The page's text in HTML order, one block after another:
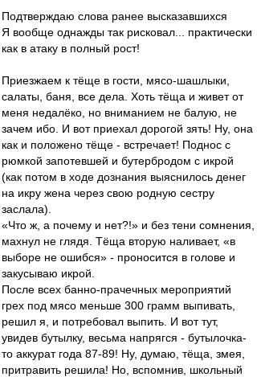
Подтверждаю слова ранее высказавшихся
Я вообще однажды так рисковал... практически
как в атаку в полный рост!
Приезжаем к тёще в гости, мясо-шашлыки,
салаты, баня, все дела. Хоть тёща и живет от
меня недалёко, но вниманием не балую, не
зачем ибо. И вот приехал дорогой зять! Ну, она
как и положено тёще - встречает! Поднос с
рюмкой запотевшей и бутербродом с икрой
(как потом в ходе дознания выяснилось денег
на икру жена через свою родную сестру
заслала).
«Что ж, а почему и нет?!» и без тени сомнения,
махнул не глядя. Тёща вторую наливает, «в
выборе не ошибся» - проносится в голове и
закусываю икрой.
После всех банно-прачечных мероприятий
грех под мясо меньше 300 грамм выпивать,
решил я, и потребовал выпить. И вот тут,
увидев бутылку, весьма напрягся - бутылочка-
то аккурат года 87-89! Ну, думаю, тёща, змея,
притравить решила! Но, вспомнив, школьный